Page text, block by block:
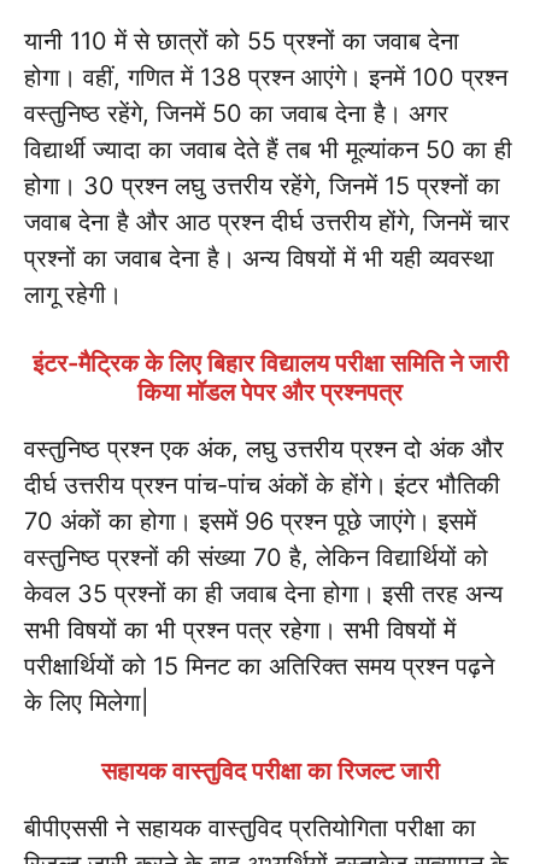
यानी 110 में से छात्रों को 55 प्रश्नों का जवाब देना
होगा। वहीं, गणित में 138 प्रश्न आएंगे। इनमें 100 प्रश्न
वस्तुनिष्ठ रहेंगे, जिनमें 50 का जवाब देना है। अगर
विद्यार्थी ज्यादा का जवाब देते हैं तब भी मूल्यांकन 50 का ही
होगा। 30 प्रश्न लघु उत्तरीय रहेंगे, जिनमें 15 प्रश्नों का
जवाब देना है और आठ प्रश्न दीर्घ उत्तरीय होंगे, जिनमें चार
प्रश्नों का जवाब देना है। अन्य विषयों में भी यही व्यवस्था
लागू रहेगी।
इंटर-मैट्रिक के लिए बिहार विद्यालय परीक्षा समिति ने जारी
किया मॉडल पेपर और प्रश्नपत्र
वस्तुनिष्ठ प्रश्न एक अंक, लघु उत्तरीय प्रश्न दो अंक और
दीर्घ उत्तरीय प्रश्न पांच-पांच अंकों के होंगे। इंटर भौतिकी
70 अंकों का होगा। इसमें 96 प्रश्न पूछे जाएंगे। इसमें
वस्तुनिष्ठ प्रश्नों की संख्या 70 है, लेकिन विद्यार्थियों को
केवल 35 प्रश्नों का ही जवाब देना होगा। इसी तरह अन्य
सभी विषयों का भी प्रश्न पत्र रहेगा। सभी विषयों में
परीक्षार्थियों को 15 मिनट का अतिरिक्त समय प्रश्न पढ़ने
के लिए मिलेगा|
सहायक वास्तुविद परीक्षा का रिजल्ट जारी
बीपीएससी ने सहायक वास्तुविद प्रतियोगिता परीक्षा का